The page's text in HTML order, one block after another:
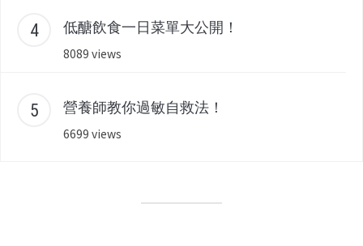
低醣飲食一日菜單大公開！
8089 views
營養師教你過敏自救法！
6699 views